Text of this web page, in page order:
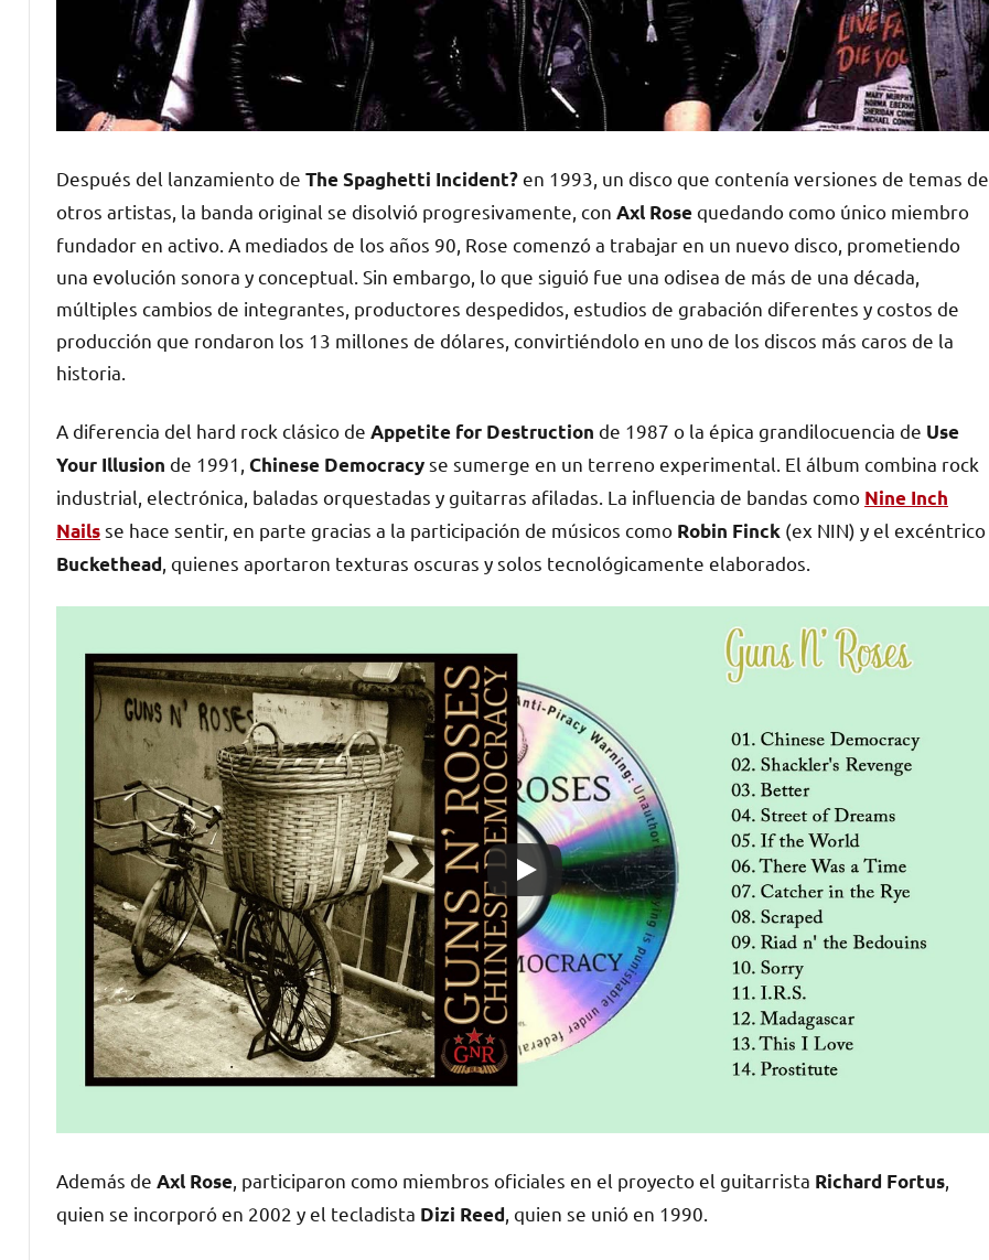
Después del lanzamiento de The Spaghetti Incident?en 1993, un disco que contenía versiones de temas de
otros artistas, la banda original se disolvió progresivamente, con Axl Rosequedando como único miembro
fundador en activo. A mediados de los años 90, Rose comenzó a trabajar en un nuevo disco, prometiendo
una evolución sonora y conceptual. Sin embargo, lo que siguió fue una odisea de más de una década,
múltiples cambios de integrantes, productores despedidos, estudios de grabación diferentes y costos de
producción que rondaron los 13 millones de dólares, convirtiéndolo en uno de los discos más caros de la
historia.
A diferencia del hard rock clásico de Appetite for Destruction de 1987 o la épica grandilocuencia de Use
Your Illusion de 1991, Chinese Democracyse sumerge en un terreno experimental. El álbum combina rock
industrial, electrónica, baladas orquestadas y guitarras afiladas. La influencia de bandas como Nine Inch
Nailsse hace sentir, en parte gracias a la participación de músicos como Robin Finck (ex NIN) y el excéntrico
Buckethead , quienes aportaron texturas oscuras y solos tecnológicamente elaborados.
Además de Axl Rose , participaron como miembros oficiales en el proyecto el guitarrista Richard Fortus
quien se incorporó en 2002 y el tecladista Dizi Reed , quien se unió en 1990.